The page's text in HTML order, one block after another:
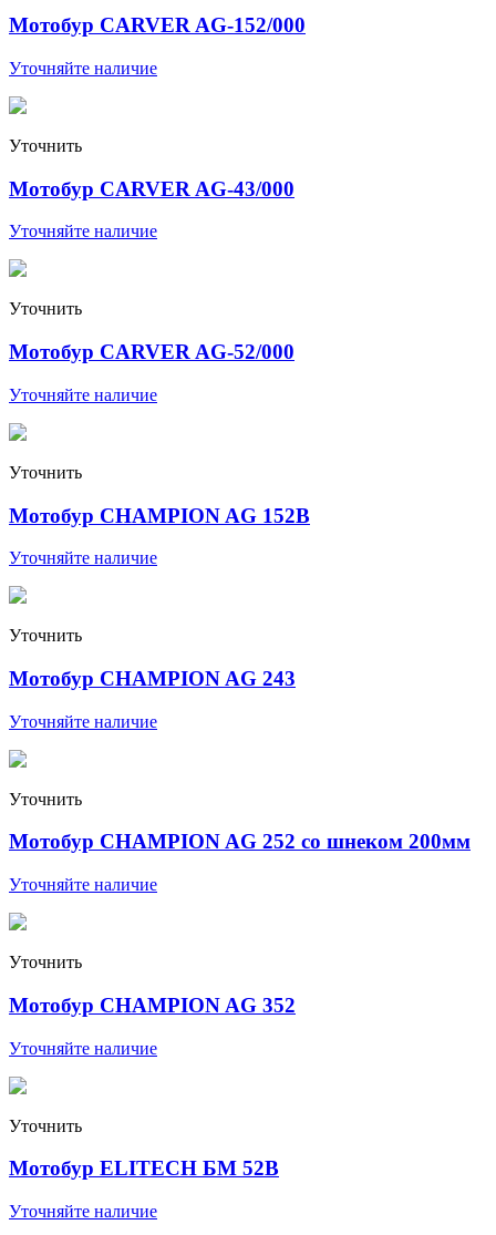
Мотобур CARVER AG-152/000
Уточняйте наличие
Уточнить
Мотобур CARVER AG-43/000
Уточняйте наличие
Уточнить
Мотобур CARVER AG-52/000
Уточняйте наличие
Уточнить
Мотобур CHAMPION AG 152B
Уточняйте наличие
Уточнить
Мотобур CHAMPION AG 243
Уточняйте наличие
Уточнить
Мотобур CHAMPION AG 252 со шнеком 200мм
Уточняйте наличие
Уточнить
Мотобур CHAMPION AG 352
Уточняйте наличие
Уточнить
Мотобур ELITECH БМ 52В
Уточняйте наличие